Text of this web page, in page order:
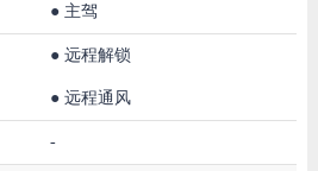
● 主驾
● 远程解锁
● 远程通风
-